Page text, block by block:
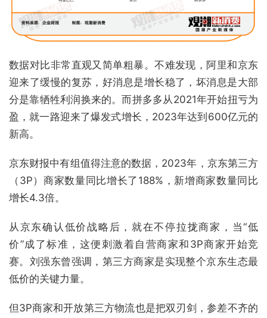
数据对比非常直观又简单粗暴。不难发现，阿里和京东
迎来了缓慢的复苏，好消息是增长稳了，坏消息是大部
分是靠牺牲利润换来的。而拼多多从2021年开始扭亏为
盈，就一路迎来了爆发式增长，2023年达到600亿元的
新高。
京东财报中有组值得注意的数据，2023年，京东第三方
（3P）商家数量同比增长了188%，新增商家数量同比
增长4.3倍。
从京东确认低价战略后，就在不停拉拢商家，当“低
价”成了标准，这便刺激着自营商家和3P商家开始竞
赛。刘强东曾强调，第三方商家是实现整个京东生态最
低价的关键力量。
但3P商家和开放第三方物流也是把双刃剑，参差不齐的